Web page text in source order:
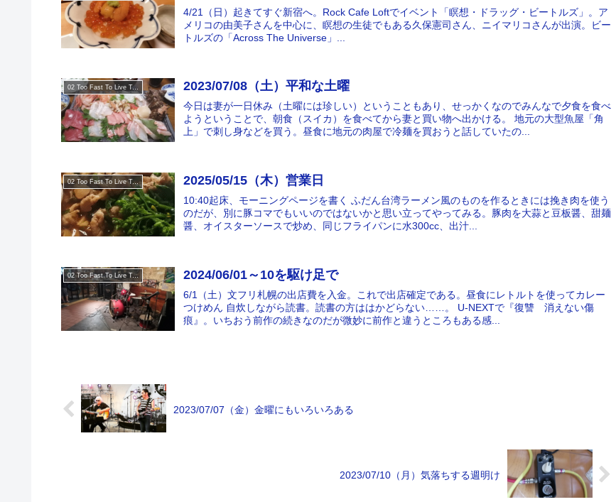
4/21（日）起きてすぐ新宿へ。Rock Cafe Loftでイベント「瞑想・ドラッグ・ビートルズ」。ア
メリコの由美子さんを中心に、瞑想の生徒でもある久保憲司さん、ニイマリコさんが出演。ビー
トルズの「Across The Universe」...
02 Too Fast To Live Too Young To Die 2023/07/08（土）平和な土曜
今日は妻が一日休み（土曜には珍しい）ということもあり、せっかくなのでみんなで夕食を食べ
ようということで、朝食（スイカ）を食べてから妻と買い物へ出かける。 地元の大型魚屋「角
上」で刺し身などを買う。昼食に地元の肉屋で冷麺を買おうと話していたの...
02 Too Fast To Live Too Young To Die 2025/05/15（木）営業日
10:40起床、モーニングページを書く ふだん台湾ラーメン風のものを作るときには挽き肉を使う
のだが、別に豚コマでもいいのではないかと思い立ってやってみる。豚肉を大蒜と豆板醤、甜麺
醤、オイスターソースで炒め、同じフライパンに水300cc、出汁...
02 Too Fast To Live Too Young To Die 2024/06/01～10を駆け足で
6/1（土）文フリ札幌の出店費を入金。これで出店確定である。昼食にレトルトを使ってカレー
つけめん 自炊しながら読書。読書の方ははかどらない……。 U-NEXTで『復讐 消えない傷
痕』。いちおう前作の続きなのだが微妙に前作と違うところもある感...
2023/07/07（金）金曜にもいろいろある
2023/07/10（月）気落ちする週明け